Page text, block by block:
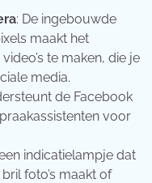
: De ingebouwde
maakt het
te maken, die je
media.
de Facebook
voor
indicatielampje dat
foto’s maakt of